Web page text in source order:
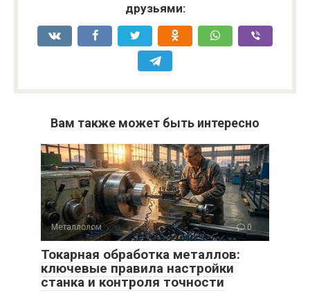
друзьями:
Вам также может быть интересно
Металлолом 0
Токарная обработка металлов:
ключевые правила настройки
станка и контроля точности